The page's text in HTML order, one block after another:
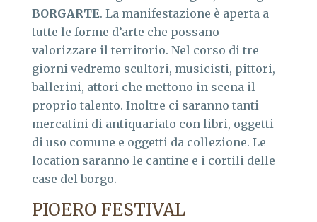
BORGARTE. La manifestazione è aperta a
tutte le forme d’arte che possano
valorizzare il territorio. Nel corso di tre
giorni vedremo scultori, musicisti, pittori,
ballerini, attori che mettono in scena il
proprio talento. Inoltre ci saranno tanti
mercatini di antiquariato con libri, oggetti
di uso comune e oggetti da collezione. Le
location saranno le cantine e i cortili delle
case del borgo.
PIOERO FESTIVAL